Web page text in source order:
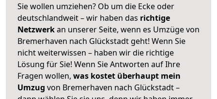
Sie wollen umziehen? Ob um die Ecke oder
deutschlandweit – wir haben das richtige
Netzwerkan unserer Seite, wenn es Umzüge von
Bremerhaven nach Glückstadt geht! Wenn Sie
nicht weiterwissen – haben wir die richtige
Lösung für Sie! Wenn Sie Antworten auf Ihre
Fragen wollen, was kostet überhaupt mein
Umzug von Bremerhaven nach Glückstadt –